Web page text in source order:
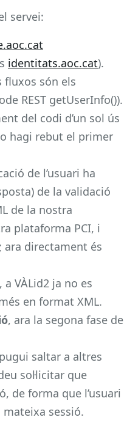
servei:
identitats.aoc.cat).
fluxos són els
REST getUserInfo()).
del codi d’un sol ús
hagi rebut el primer
de l’usuari ha
de la validació
de la nostra
plataforma PCI, i
ara directament és
VÀLid2 ja no es
en format XML.
, ara la segona fase de
saltar a altres
sol·licitar que
de forma que l’usuari
mateixa sessió.